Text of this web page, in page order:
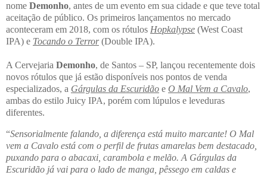
nome Demonho, antes de um evento em sua cidade e que teve total
aceitação de público. Os primeiros lançamentos no mercado
aconteceram em 2018, com os rótulos Hopkalypse (West Coast
IPA) e Tocando o Terror(Double IPA).
A Cervejaria Demonho, de Santos – SP, lançou recentemente dois
novos rótulos que já estão disponíveis nos pontos de venda
especializados, a Gárgulas da Escuridão e O Mal Vem a Cavalo,
ambas do estilo Juicy IPA, porém com lúpulos e leveduras
diferentes.
“Sensorialmente falando, a diferença está muito marcante! O Mal
vem a Cavalo está com o perfil de frutas amarelas bem destacado,
puxando para o abacaxi, carambola e melão. A Gárgulas da
Escuridão já vai para o lado de manga, pêssego em caldas e